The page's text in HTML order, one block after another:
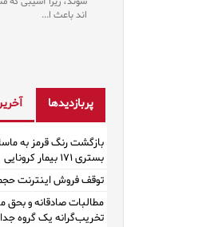
اند باعث ا...
پربازدیدها
بازگشت رنگ قرمز به
بستری ۱۷۱ بیمار کرونایی
توقف فروش اینترنت
مطالبات صادقانه و بحق
تخریب‌گرانه یک گروه